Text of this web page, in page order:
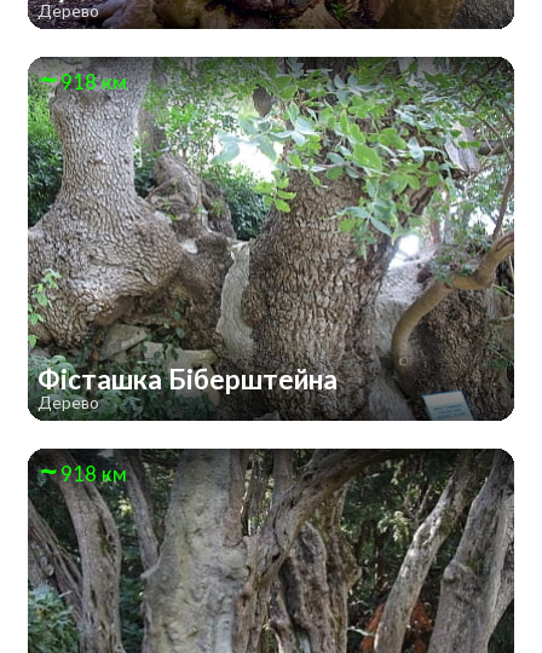
Дерево
918 км
Фісташка Біберштейна
Дерево
918 км